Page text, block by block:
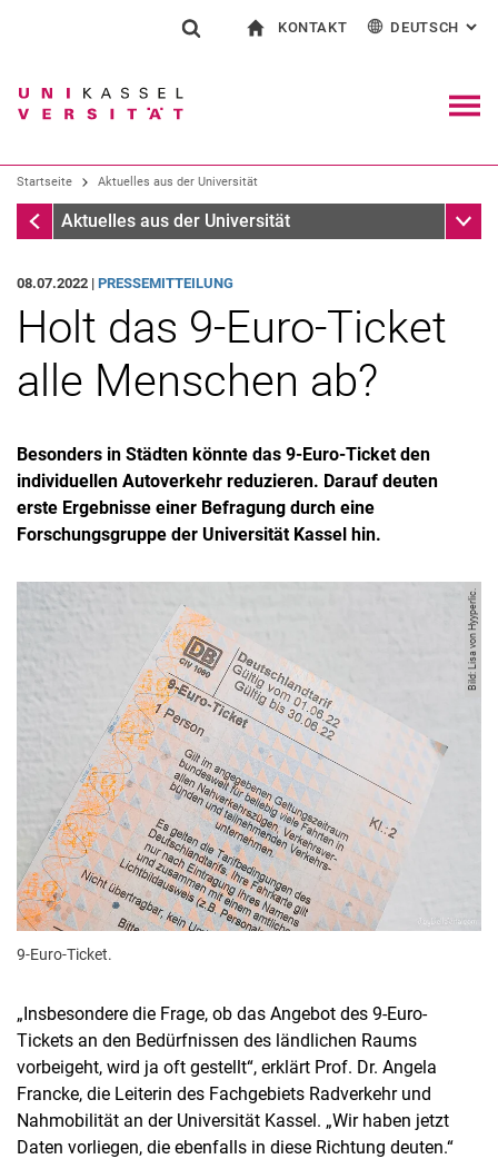
Springe direkt zu: Inhalt
Springe direkt zu: Suche
Springe direkt zu:
Suchen (öffnet externen Link in einem
KONTAKT
Kontakt für Presse und Öffentlichkeit
Einrichtungen suchen
DEUTSCH :
Startseite Aktuelles aus der Universität
Startseite
Aktuelles aus der Universität
08.07.2022 | PRESSEMITTEILUNG
Holt das 9-Euro-Ticket
alle Menschen ab?
Besonders in Städten könnte das 9-Euro-Ticket den
individuellen Autoverkehr reduzieren. Darauf deuten
erste Ergebnisse einer Befragung durch eine
Forschungsgruppe der Universität Kassel hin.
Bild: Lisa von Hyyperlic.
9-Euro-Ticket.
„Insbesondere die Frage, ob das Angebot des 9-Euro-
Tickets an den Bedürfnissen des ländlichen Raums
vorbeigeht, wird ja oft gestellt“, erklärt Prof. Dr. Angela
Francke, die Leiterin des Fachgebiets Radverkehr und
Nahmobilität an der Universität Kassel. „Wir haben jetzt
Daten vorliegen, die ebenfalls in diese Richtung deuten.“